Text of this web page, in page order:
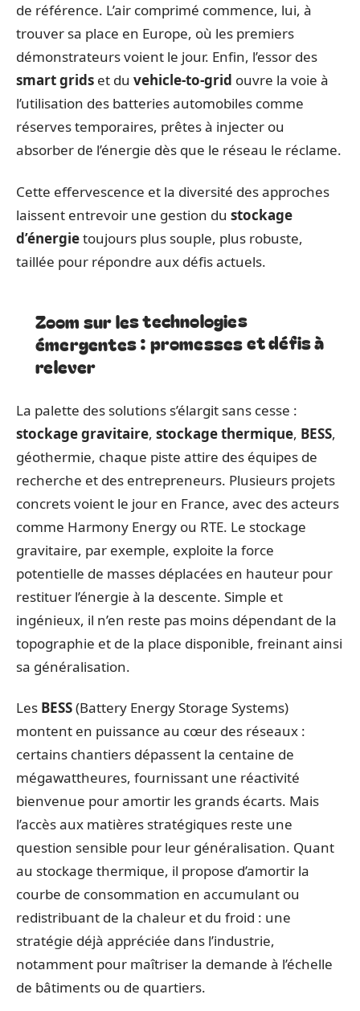
de référence. L’air comprimé commence, lui, à
trouver sa place en Europe, où les premiers
démonstrateurs voient le jour. Enfin, l’essor des
smart grids et du vehicle-to-grid ouvre la voie à
l’utilisation des batteries automobiles comme
réserves temporaires, prêtes à injecter ou
absorber de l’énergie dès que le réseau le réclame.
Cette effervescence et la diversité des approches
laissent entrevoir une gestion du stockage
d’énergietoujours plus souple, plus robuste,
taillée pour répondre aux défis actuels.
Zoom sur les technologies
émergentes : promesses et défis à
relever
La palette des solutions s’élargit sans cesse :
stockage gravitaire, stockage thermique, BESS,
géothermie, chaque piste attire des équipes de
recherche et des entrepreneurs. Plusieurs projets
concrets voient le jour en France, avec des acteurs
comme Harmony Energy ou RTE. Le stockage
gravitaire, par exemple, exploite la force
potentielle de masses déplacées en hauteur pour
restituer l’énergie à la descente. Simple et
ingénieux, il n’en reste pas moins dépendant de la
topographie et de la place disponible, freinant ainsi
sa généralisation.
Les BESS(Battery Energy Storage Systems)
montent en puissance au cœur des réseaux :
certains chantiers dépassent la centaine de
mégawattheures, fournissant une réactivité
bienvenue pour amortir les grands écarts. Mais
l’accès aux matières stratégiques reste une
question sensible pour leur généralisation. Quant
au stockage thermique, il propose d’amortir la
courbe de consommation en accumulant ou
redistribuant de la chaleur et du froid : une
stratégie déjà appréciée dans l’industrie,
notamment pour maîtriser la demande à l’échelle
de bâtiments ou de quartiers.